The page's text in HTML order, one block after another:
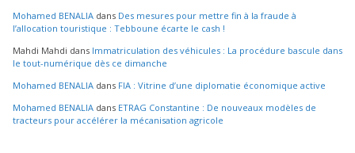
Mohamed BENALIA dans Des mesures pour mettre fin à la fraude à
l’allocation touristique : Tebboune écarte le cash !
Mahdi Mahdi dans Immatriculation des véhicules : La procédure bascule dans
le tout-numérique dès ce dimanche
Mohamed BENALIA dans FIA : Vitrine d’une diplomatie économique active
Mohamed BENALIA dans ETRAG Constantine : De nouveaux modèles de
tracteurs pour accélérer la mécanisation agricole